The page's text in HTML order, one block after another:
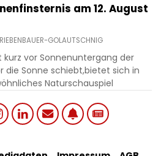
am 12. August
GOLAUTSCHNIG
kurz vor Sonnenuntergang der
die Sonne schiebt,bietet sich in
Naturschauspiel